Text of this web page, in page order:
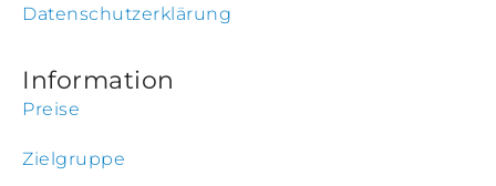
Datenschutzerklärung
Information
Preise
Zielgruppe